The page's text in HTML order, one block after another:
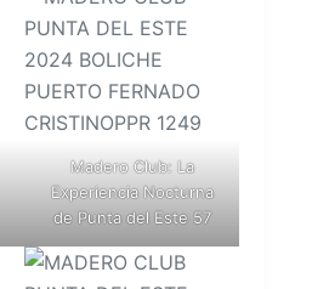
Madero Club: La
Experiencia Nocturna
de Punta del Este 57